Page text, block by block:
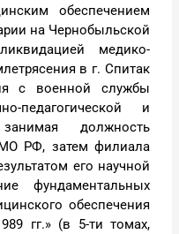
обеспечением
на Чернобыльской
медико-
в г. Спитак
с военной службы
педагогической и
должность
РФ, затем филиала
его научной
фундаментальных
обеспечения
гг.» (в 5-ти томах,